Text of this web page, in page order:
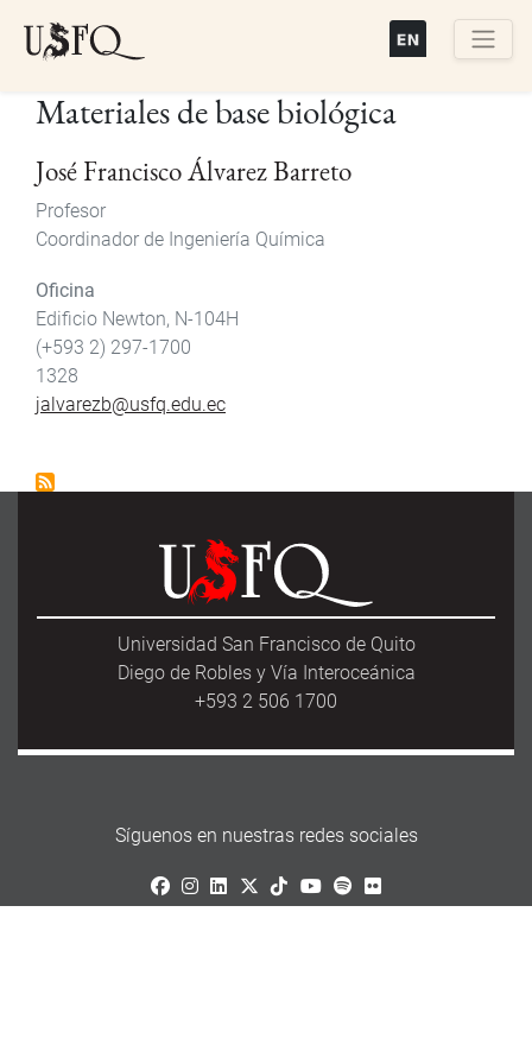
principal
Materiales de base biológica
José Francisco Álvarez Barreto
Profesor
Coordinador de Ingeniería Química
Oficina
Edificio Newton, N-104H
(+593 2) 297-1700
1328
jalvarezb@usfq.edu.ec
Universidad San Francisco de Quito
Diego de Robles y Vía Interoceánica
+593 2 506 1700
Síguenos en nuestras redes sociales